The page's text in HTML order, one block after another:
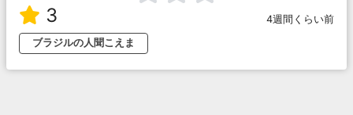
3
4週間くらい前
ブラジルの人聞こえま